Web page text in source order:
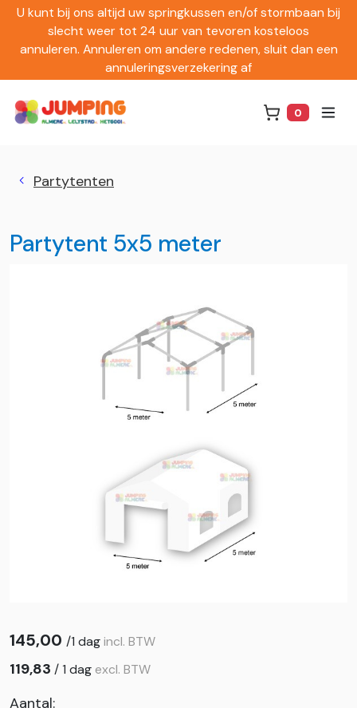
U kunt bij ons altijd uw springkussen en/of stormbaan bij
slecht weer tot 24 uur van tevoren kosteloos
annuleren. Annuleren om andere redenen, sluit dan een
annuleringsverzekering af
0
Partytenten
Partytent 5x5 meter
145,00 /1 dagincl. BTW
119,83 /1 dag excl. BTW
Aantal: